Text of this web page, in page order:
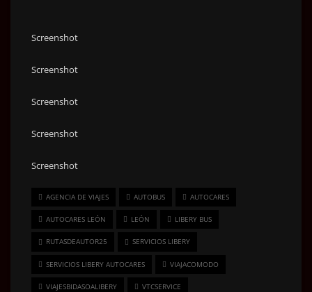
Screenshot
Screenshot
Screenshot
Screenshot
Screenshot
AGENCIA DE VIAJES AUTOBUS AUTOCARES
AUTOCARES LEÓN LEÓN LIBERY BUS
RUTASDEAUTOR25 SERVICIOS LIBERY
SERVICIOS LIBERY AUTOCARES VIAJACOMODO
VIAJESBIDASOALIBERY VTCSERVICE